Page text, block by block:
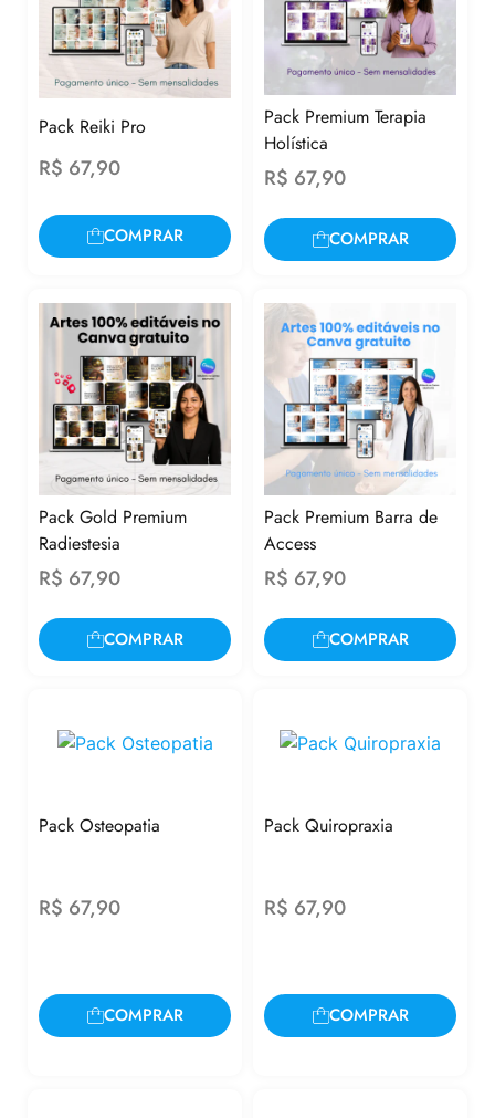
Pack Reiki Pro
R$ 67,90
COMPRAR
Pack Premium Terapia
Holística
R$ 67,90
COMPRAR
Pack Gold Premium
Radiestesia
R$ 67,90
COMPRAR
Pack Premium Barra de
Access
R$ 67,90
COMPRAR
Pack Osteopatia
R$ 67,90
COMPRAR
Pack Quiropraxia
R$ 67,90
COMPRAR